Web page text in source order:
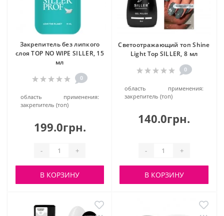
Закрепитель без липкого
слоя TOP NO WIPE SILLER, 15
мл
0
область применения:
закрепитель (топ)
199.0грн.
- +
В КОРЗИНУ
Светоотражающий топ Shine
Light Top SILLER, 8 мл
0
область применения:
закрепитель (топ)
140.0грн.
- +
В КОРЗИНУ